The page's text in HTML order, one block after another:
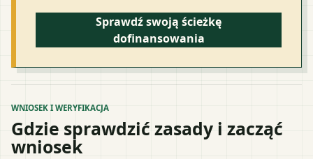
Sprawdź swoją ścieżkę
dofinansowania
WNIOSEK I WERYFIKACJA
Gdzie sprawdzić zasady i zacząć
wniosek